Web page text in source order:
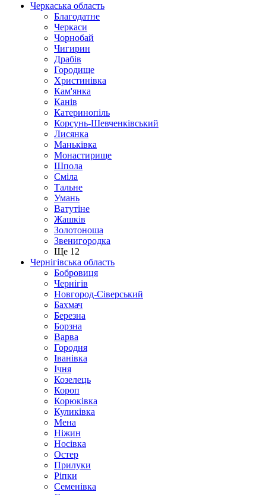
Черкаська область
Благодатне
Черкаси
Чорнобай
Чигирин
Драбів
Городище
Христинівка
Кам'янка
Канів
Катеринопіль
Корсунь-Шевченківський
Лисянка
Маньківка
Монастирище
Шпола
Сміла
Тальне
Умань
Ватутіне
Жашків
Золотоноша
Звенигородка
Ще 12
Чернігівська область
Бобровиця
Чернігів
Новгород-Сіверський
Бахмач
Березна
Борзна
Варва
Городня
Іванівка
Ічня
Козелець
Короп
Корюківка
Куликівка
Мена
Ніжин
Носівка
Остер
Прилуки
Ріпки
Семенівка